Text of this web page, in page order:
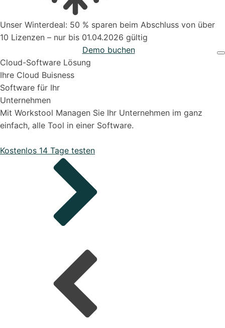
Aufträge verwalten
Organisiere deine Aufträge in Überischtlichen
Organisiere deine Aufträge in Überischtlichen
Alle Funktionen ansehen
Organisiere deine Aufträge in Überischtlichen
Support & Hilfe
Onboarding Pakete
Unser Winterdeal: 50 % sparen beim Abschluss von über
10 Lizenzen – nur bis 01.04.2026 gültig
Demo buchen
Cloud-Software Lösung
Ihre Cloud Buisness
Software für Ihr
Unternehmen
Mit Workstool Managen Sie Ihr Unternehmen im ganz
einfach, alle Tool in einer Software.
Kostenlos 14 Tage testen